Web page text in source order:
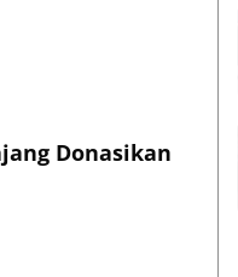
Donasikan